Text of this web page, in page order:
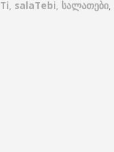
, salaTebi, სალათები,